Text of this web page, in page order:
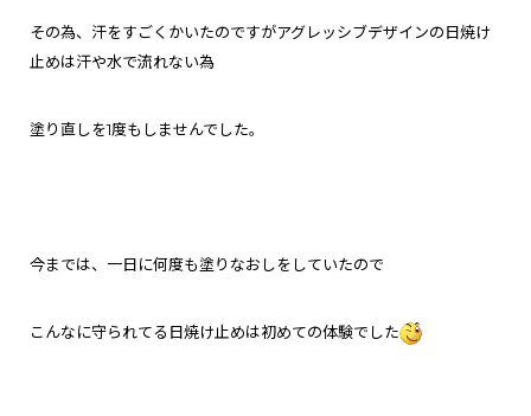
その為、汗をすごくかいたのですがアグレッシブデザインの日焼け
止めは汗や水で流れない為
塗り直しを1度もしませんでした。
今までは、一日に何度も塗りなおしをしていたので
こんなに守られてる日焼け止めは初めての体験でした